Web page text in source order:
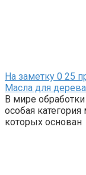
На заметку 0 25
Масла для
В мире
особая
которых основан